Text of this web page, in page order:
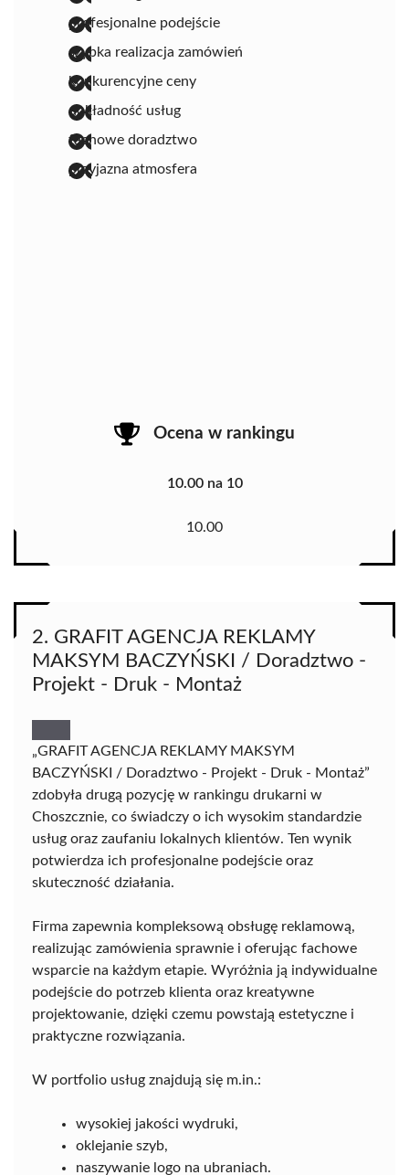
profesjonalne podejście
szybka realizacja zamówień
konkurencyjne ceny
dokładność usług
fachowe doradztwo
przyjazna atmosfera
Ocena w rankingu
10.00 na 10
10.00
2. GRAFIT AGENCJA REKLAMY
MAKSYM BACZYŃSKI / Doradztwo -
Projekt - Druk - Montaż
„GRAFIT AGENCJA REKLAMY MAKSYM
BACZYŃSKI / Doradztwo - Projekt - Druk - Montaż”
zdobyła drugą pozycję w rankingu drukarni w
Choszcznie, co świadczy o ich wysokim standardzie
usług oraz zaufaniu lokalnych klientów. Ten wynik
potwierdza ich profesjonalne podejście oraz
skuteczność działania.
Firma zapewnia kompleksową obsługę reklamową,
realizując zamówienia sprawnie i oferując fachowe
wsparcie na każdym etapie. Wyróżnia ją indywidualne
podejście do potrzeb klienta oraz kreatywne
projektowanie, dzięki czemu powstają estetyczne i
praktyczne rozwiązania.
W portfolio usług znajdują się m.in.:
wysokiej jakości wydruki,
oklejanie szyb,
naszywanie logo na ubraniach.